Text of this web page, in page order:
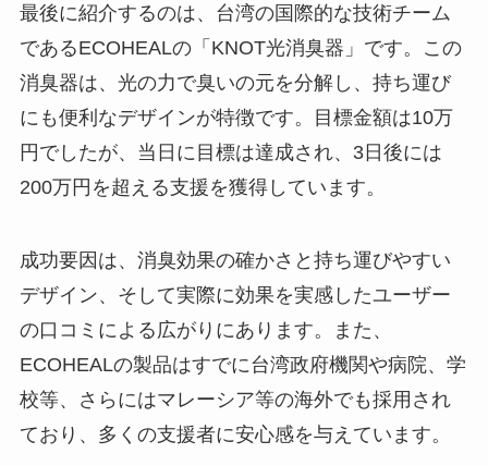
最後に紹介するのは、台湾の国際的な技術チーム
であるECOHEALの「KNOT光消臭器」です。この
消臭器は、光の力で臭いの元を分解し、持ち運び
にも便利なデザインが特徴です。目標金額は10万
円でしたが、当日に目標は達成され、3日後には
200万円を超える支援を獲得しています。
成功要因は、消臭効果の確かさと持ち運びやすい
デザイン、そして実際に効果を実感したユーザー
の口コミによる広がりにあります。また、
ECOHEALの製品はすでに台湾政府機関や病院、学
校等、さらにはマレーシア等の海外でも採用され
ており、多くの支援者に安心感を与えています。